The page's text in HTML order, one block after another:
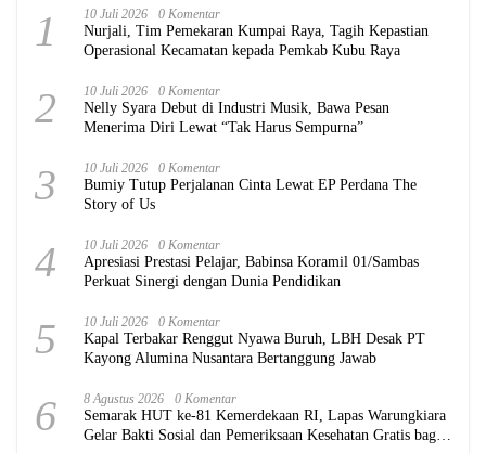
1 10 Juli 2026 0 Komentar
Nurjali, Tim Pemekaran Kumpai Raya, Tagih Kepastian
Operasional Kecamatan kepada Pemkab Kubu Raya
2 10 Juli 2026 0 Komentar
Nelly Syara Debut di Industri Musik, Bawa Pesan
Menerima Diri Lewat “Tak Harus Sempurna”
3 10 Juli 2026 0 Komentar
Bumiy Tutup Perjalanan Cinta Lewat EP Perdana The
Story of Us
4 10 Juli 2026 0 Komentar
Apresiasi Prestasi Pelajar, Babinsa Koramil 01/Sambas
Perkuat Sinergi dengan Dunia Pendidikan
5 10 Juli 2026 0 Komentar
Kapal Terbakar Renggut Nyawa Buruh, LBH Desak PT
Kayong Alumina Nusantara Bertanggung Jawab
6 8 Agustus 2026 0 Komentar
Semarak HUT ke-81 Kemerdekaan RI, Lapas Warungkiara
Gelar Bakti Sosial dan Pemeriksaan Kesehatan Gratis bagi